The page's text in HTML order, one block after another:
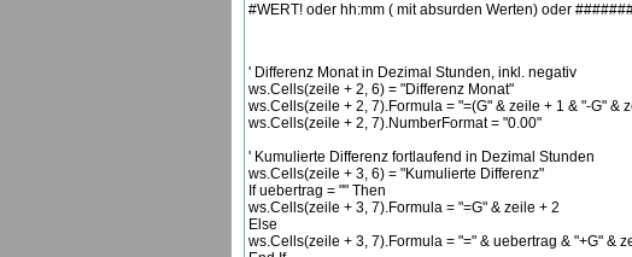
#WERT! oder hh:mm ( mit absurden Werten) oder
' Differenz Monat in Dezimal Stunden, inkl. negativ
ws.Cells(zeile + 2, 6) = "Differenz Monat"
ws.Cells(zeile + 2, 7).Formula = "=(G" & zeile + 1 & "-G" &
ws.Cells(zeile + 2, 7).NumberFormat = "0.00"
' Kumulierte Differenz fortlaufend in Dezimal Stunden
ws.Cells(zeile + 3, 6) = "Kumulierte Differenz"
If uebertrag = "" Then
ws.Cells(zeile + 3, 7).Formula = "=G" & zeile + 2
Else
ws.Cells(zeile + 3, 7).Formula = "=" & uebertrag & "+G" &